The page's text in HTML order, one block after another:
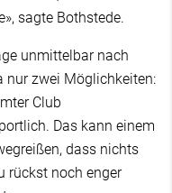
sagte Bothstede.
unmittelbar nach
nur zwei Möglichkeiten:
Club
Das kann einem
dass nichts
rückst noch enger